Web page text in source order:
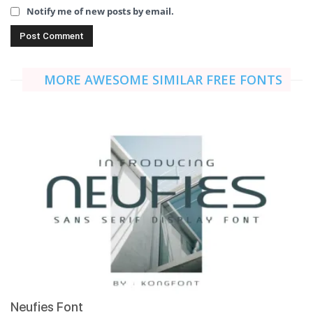
Notify me of new posts by email.
MORE AWESOME SIMILAR FREE FONTS
Neufies Font